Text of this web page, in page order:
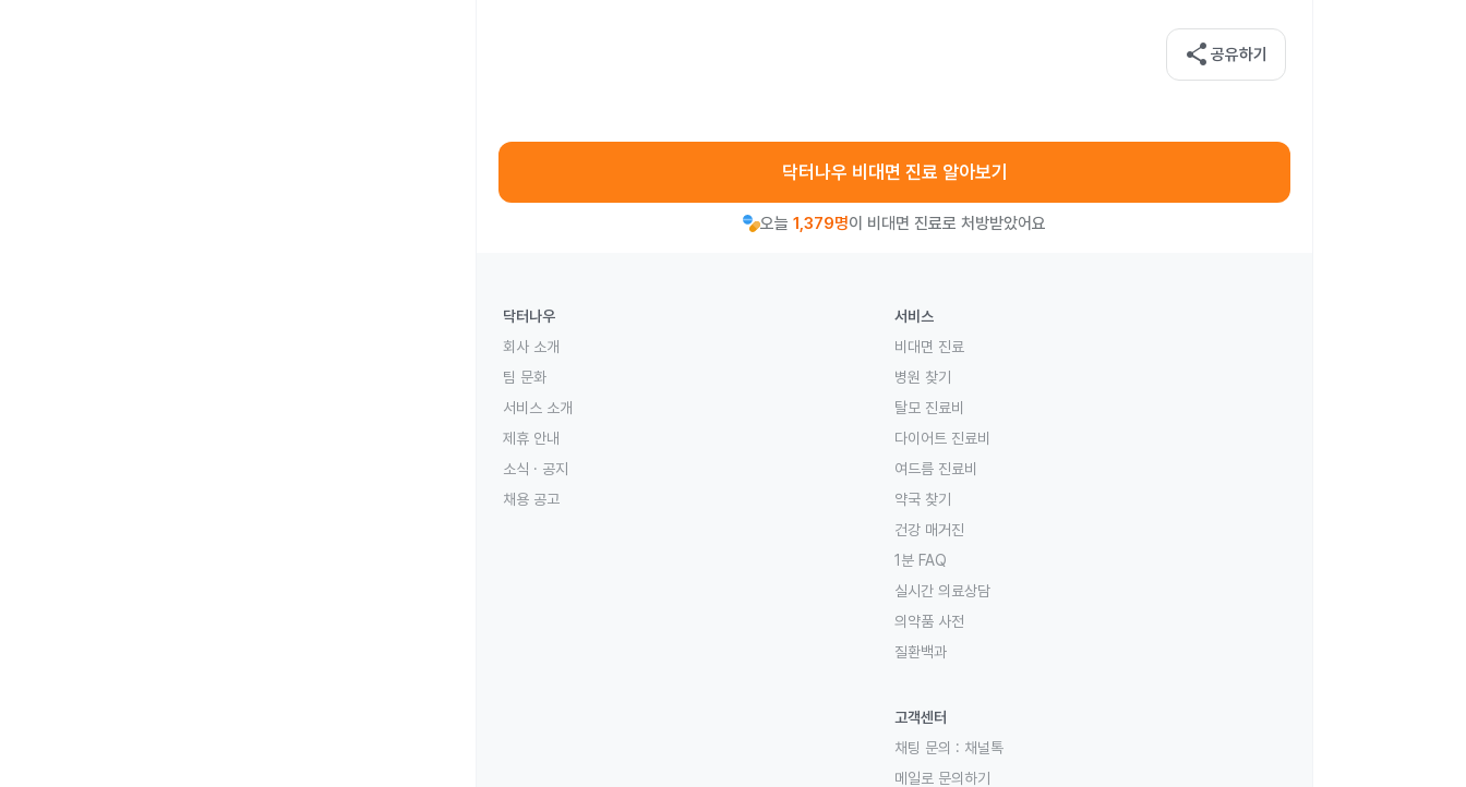
share 공유하기
닥터나우 비대면 진료 알아보기
오늘 1,379명이 비대면 진료로 처방받았어요
닥터나우
회사 소개
팀 문화
서비스 소개
제휴 안내
소식 · 공지
채용 공고
서비스
비대면 진료
병원 찾기
탈모 진료비
다이어트 진료비
여드름 진료비
약국 찾기
건강 매거진
1분 FAQ
실시간 의료상담
의약품 사전
질환백과
고객센터
채팅 문의 : 채널톡
메일로 문의하기